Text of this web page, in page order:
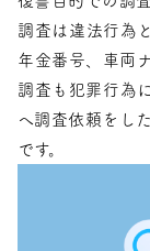
調査は違法行為
年金番号、車両
調査も犯罪行為
へ調査依頼をし
です。